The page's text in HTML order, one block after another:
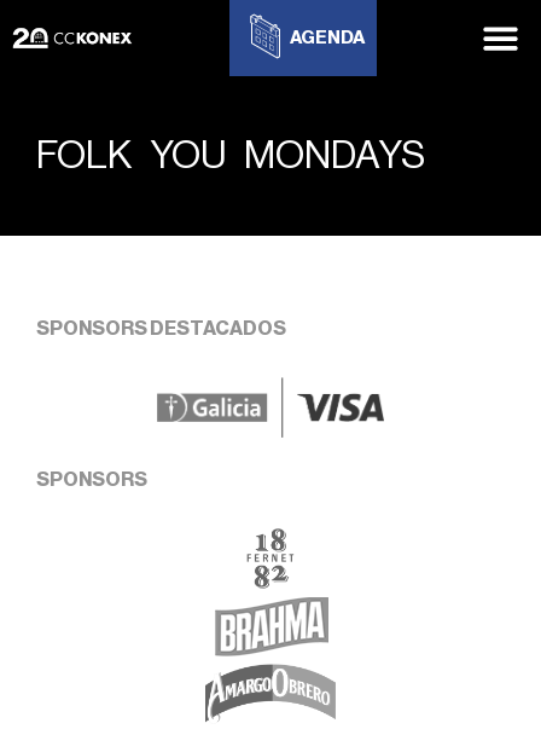
AGENDA
FOLK YOU MONDAYS
SPONSORS DESTACADOS
SPONSORS